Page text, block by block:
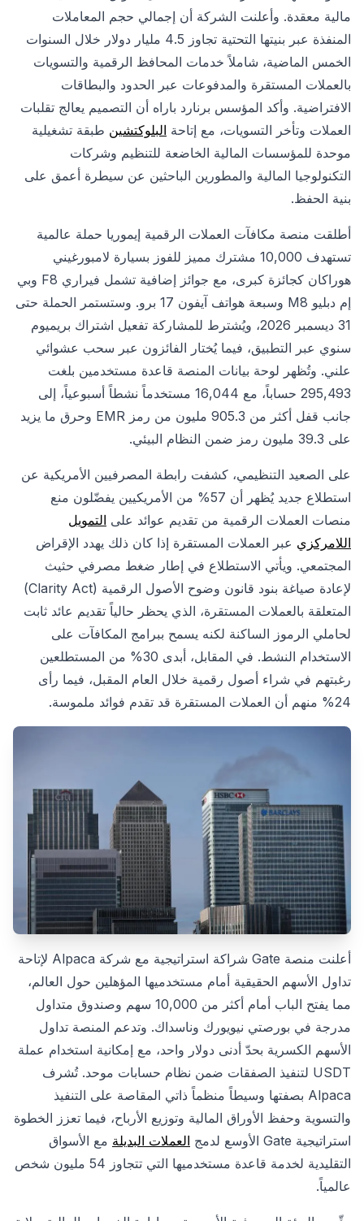
مالية معقدة. وأعلنت الشركة أن إجمالي حجم المعاملات
المنفذة عبر بنيتها التحتية تجاوز 4.5 مليار دولار خلال السنوات
الخمس الماضية، شاملاً خدمات المحافظ الرقمية والتسويات
بالعملات المستقرة والمدفوعات عبر الحدود والبطاقات
الافتراضية. وأكد المؤسس برنارد باراه أن التصميم يعالج تقلبات
العملات وتأخر التسويات، مع إتاحة البلوكتشين طبقة تشغيلية
موحدة للمؤسسات المالية الخاضعة للتنظيم وشركات
التكنولوجيا المالية والمطورين الباحثين عن سيطرة أعمق على
بنية الحفظ.
أطلقت منصة مكافآت العملات الرقمية إيموريا حملة عالمية
تستهدف 10,000 مشترك مميز للفوز بسيارة لامبورغيني
هوراكان كجائزة كبرى، مع جوائز إضافية تشمل فيراري F8 وبي
إم دبليو M8 وسبعة هواتف آيفون 17 برو. وستستمر الحملة حتى
31 ديسمبر 2026، ويُشترط للمشاركة تفعيل اشتراك بريميوم
سنوي عبر التطبيق، فيما يُختار الفائزون عبر سحب عشوائي
علني. وتُظهر لوحة بيانات المنصة قاعدة مستخدمين بلغت
295,493 حساباً، مع 16,044 مستخدماً نشطاً أسبوعياً، إلى
جانب قفل أكثر من 905.3 مليون من رمز EMR وحرق ما يزيد
على 39.3 مليون رمز ضمن النظام البيئي.
على الصعيد التنظيمي، كشفت رابطة المصرفيين الأمريكية عن
استطلاع جديد يُظهر أن 57% من الأمريكيين يفضّلون منع
منصات العملات الرقمية من تقديم عوائد على التمويل
اللامركزي عبر العملات المستقرة إذا كان ذلك يهدد الإقراض
المجتمعي. ويأتي الاستطلاع في إطار ضغط مصرفي حثيث
لإعادة صياغة بنود قانون وضوح الأصول الرقمية (Clarity Act)
المتعلقة بالعملات المستقرة، الذي يحظر حالياً تقديم عائد ثابت
لحاملي الرموز الساكنة لكنه يسمح ببرامج المكافآت على
الاستخدام النشط. في المقابل، أبدى 30% من المستطلعين
رغبتهم في شراء أصول رقمية خلال العام المقبل، فيما رأى
24% منهم أن العملات المستقرة قد تقدم فوائد ملموسة.
أعلنت منصة Gate شراكة استراتيجية مع شركة Alpaca لإتاحة
تداول الأسهم الحقيقية أمام مستخدميها المؤهلين حول العالم،
مما يفتح الباب أمام أكثر من 10,000 سهم وصندوق متداول
مدرجة في بورصتي نيويورك وناسداك. وتدعم المنصة تداول
الأسهم الكسرية بحدّ أدنى دولار واحد، مع إمكانية استخدام عملة
USDT لتنفيذ الصفقات ضمن نظام حسابات موحد. تُشرف
Alpaca بصفتها وسيطاً منظماً ذاتي المقاصة على التنفيذ
والتسوية وحفظ الأوراق المالية وتوزيع الأرباح، فيما تعزز الخطوة
استراتيجية Gate الأوسع لدمج
العملات البديلة مع الأسواق
التقليدية لخدمة قاعدة مستخدميها التي تتجاوز 54 مليون شخص
عالمياً.